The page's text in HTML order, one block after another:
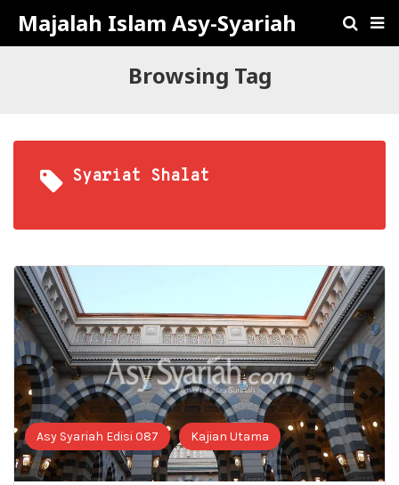
Majalah Islam Asy-Syariah
Browsing Tag
Syariat Shalat
Asy Syariah Edisi 087 Kajian Utama